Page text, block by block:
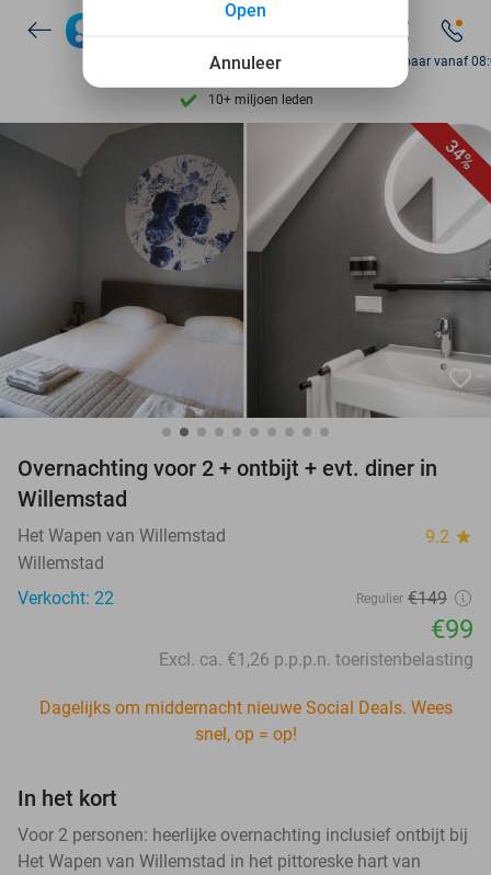
9,4 op basis van 206.262 reviews
Ontdek 15.000+ deals
7 dagen per week beschikbaar
10+ miljoen leden
Bereikbaar vanaf
34%
favorite_border
Overnachting voor 2 + ontbijt + evt. diner in
Willemstad
Het Wapen van Willemstad 9.2 star
Willemstad
Verkocht: 22
Regulier €149
€99
Excl. ca. €1,26 p.p.p.n. toeristenbelasting
Dagelijks om middernacht nieuwe Social Deals. Wees
snel, op = op!
In het kort
Voor 2 personen: heerlijke overnachting inclusief ontbijt bij
Het Wapen van Willemstad in het pittoreske hart van
Annuleer
Open